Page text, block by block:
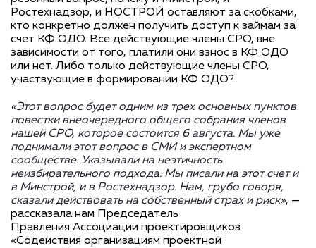
Ростехнадзор, и НОСТРОЙ оставляют за скобками,
кто конкретно должен получить доступ к займам за
счет КФ ОДО. Все действующие члены СРО, вне
зависимости от того, платили они взнос в КФ ОДО
или нет. Либо только действующие члены СРО,
участвующие в формировании КФ ОДО?
«Этот вопрос будет одним из трех основных пунктов
повестки внеочередного общего собрания членов
нашей СРО, которое состоится 6 августа. Мы уже
поднимали этот вопрос в СМИ и экспертном
сообществе. Указывали на неэтичность
неизбирательного подхода. Мы писали на этот счет и
в Минстрой, и в Ростехнадзор. Нам, грубо говоря,
сказали действовать на собственный страх и риск», —
рассказала нам Председатель
Правления Ассоциации проектировщиков
«Содействия организациям проектной